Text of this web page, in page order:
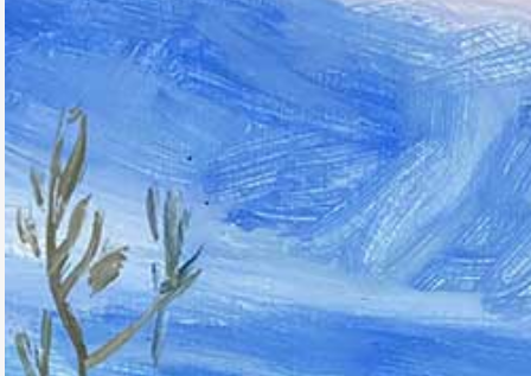
Crédits
Actions
Documentation
Visites d'ateliers